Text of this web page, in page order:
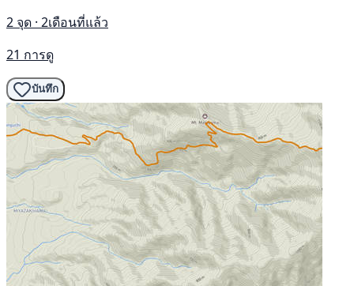
2 จุด · 2เดือนที่แล้ว
21 การดู
บันทึก